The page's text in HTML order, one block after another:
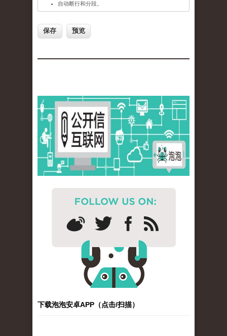
自动断行和分段。
下载泡泡安卓APP（点击/扫描）